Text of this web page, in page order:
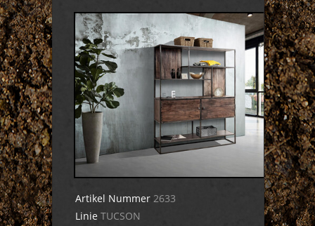
Artikel Nummer 2633
Linie TUCSON